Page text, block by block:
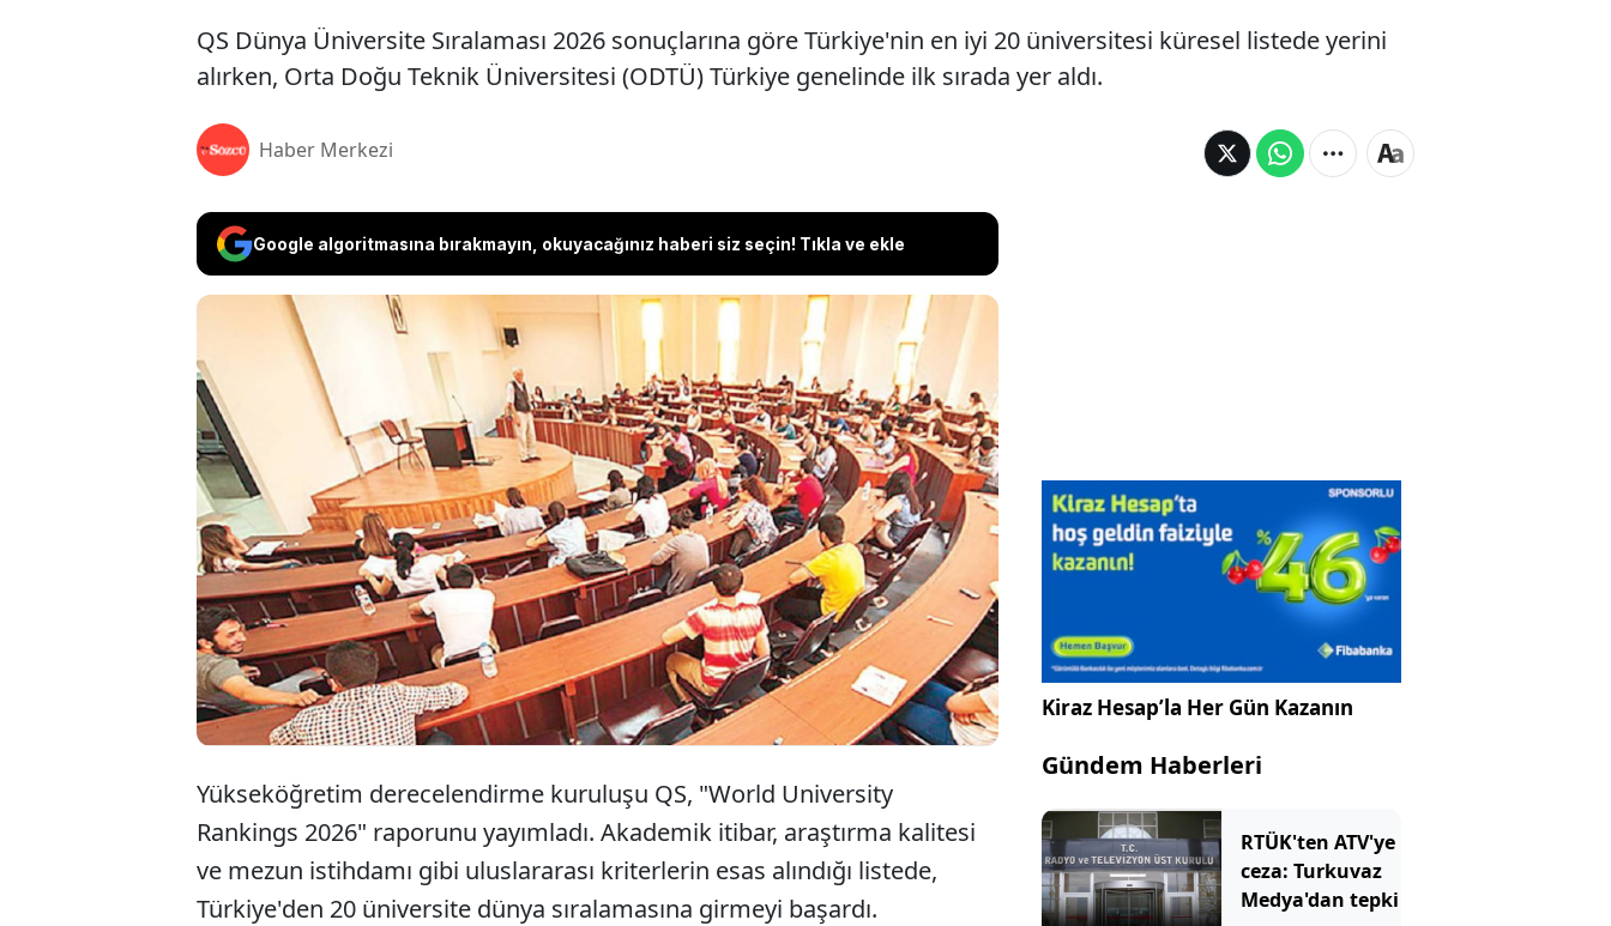
QS Dünya Üniversite Sıralaması 2026 sonuçlarına göre Türkiye'nin en iyi 20 üniversitesi küresel listede yerini
alırken, Orta Doğu Teknik Üniversitesi (ODTÜ) Türkiye genelinde ilk sırada yer aldı.
Haber Merkezi
Google algoritmasına bırakmayın, okuyacağınız haberi siz seçin! Tıkla ve ekle
QS Dünya Üniversite Sıralaması 2026 sonuçlarına göre
Türkiye'nin en iyi 20 üniversitesi küresel listede yerini
alırken, Orta Doğu Teknik Üniversitesi (ODTÜ) Türkiye
genelinde ilk sırada yer aldı.
Yükseköğretim derecelendirme kuruluşu QS, "World University
Rankings 2026" raporunu yayımladı. Akademik itibar, araştırma kalitesi
ve mezun istihdamı gibi uluslararası kriterlerin esas alındığı listede,
Türkiye'den 20 üniversite dünya sıralamasına girmeyi başardı.
Kiraz Hesap’la Her Gün Kazanın
Gündem Haberleri
RTÜK'ten ATV'ye
ceza: Turkuvaz
Medya'dan tepki